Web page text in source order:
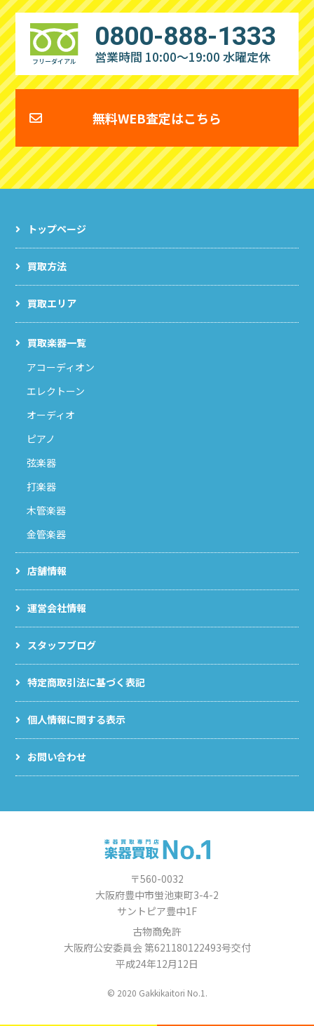
フリーダイアル
0800-888-1333
営業時間 10:00～19:00 水曜定休
無料WEB査定はこちら
トップページ
買取方法
買取エリア
買取楽器一覧
アコーディオン
エレクトーン
オーディオ
ピアノ
弦楽器
打楽器
木管楽器
金管楽器
店舗情報
運営会社情報
スタッフブログ
特定商取引法に基づく表記
個人情報に関する表示
お問い合わせ
〒560-0032
大阪府豊中市蛍池東町3-4-2
サントピア豊中1F
古物商免許
大阪府公安委員会 第621180122493号交付
平成24年12月12日
© 2020 Gakkikaitori No.1.